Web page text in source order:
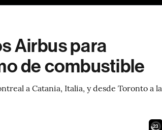
Airbus para
de combustible
a Catania, Italia, y desde Toronto a la
21